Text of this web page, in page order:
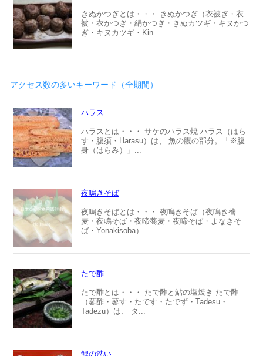
きぬかつぎとは・・・ きぬかつぎ（衣被ぎ・衣
被・衣かつぎ・絹かつぎ・きぬカツギ・キヌかつ
ぎ・キヌカツギ・Kin...
アクセス数の多いキーワード（全期間）
ハラス
ハラスとは・・・ サケのハラス焼 ハラス（はら
す・腹須・Harasu）は、 魚の腹の部分。「※腹
身（はらみ）」...
夜鳴きそば
夜鳴きそばとは・・・ 夜鳴きそば（夜鳴き蕎
麦・夜鳴そば・夜啼蕎麦・夜啼そば・よなきそ
ば・Yonakisoba）...
たで酢
たで酢とは・・・ たで酢と鮎の塩焼き たで酢
（蓼酢・蓼す・たです・たでず・Tadesu・
Tadezu）は、 タ...
鯉の洗い